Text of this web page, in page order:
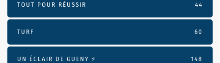
TOUT POUR RÉUSSIR 44
TURF 60
UN ÉCLAIR DE GUENY ⚡️ 148